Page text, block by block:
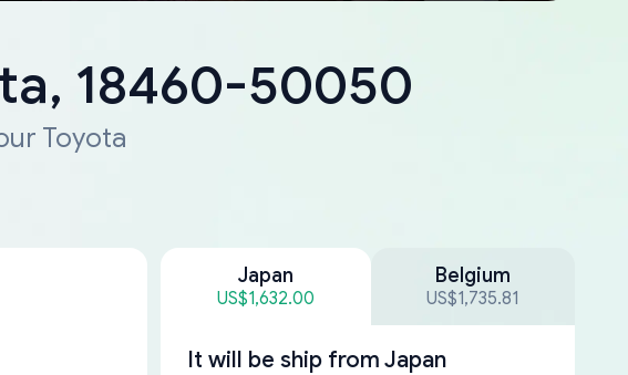
18460-50050
Toyota
Japan
US$1,632.00
Belgium
US$1,735.81
It will be ship from Japan